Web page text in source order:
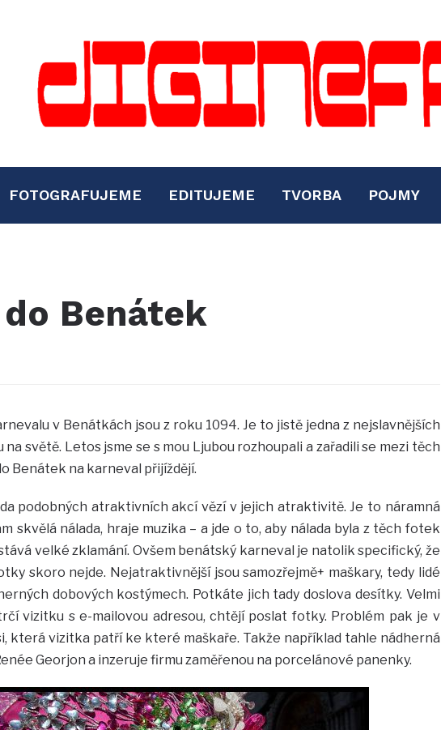
FOTOGRAFUJEME EDITUJEME TVORBA POJMY
Benátek
v Benátkách jsou z roku 1094. Je to jistě jedna z nejslavnějších
světě. Letos jsme se s mou Ljubou rozhoupali a zařadili se mezi těch
Benátek na karneval přijíždějí.
podobných atraktivních akcí vězí v jejich atraktivitě. Je to náramná
skvělá nálada, hraje muzika – a jde o to, aby nálada byla z těch fotek
velké zklamání. Ovšem benátský karneval je natolik specifický, že
skoro nejde. Nejatraktivnější jsou samozřejmě+ maškary, tedy lidé
dobových kostýmech. Potkáte jich tady doslova desítky. Velmi
vizitku s e-mailovou adresou, chtějí poslat fotky. Problém pak je v
která vizitka patří ke které maškaře. Takže například tahle nádherná
Georjon a inzeruje firmu zaměřenou na porcelánové panenky.